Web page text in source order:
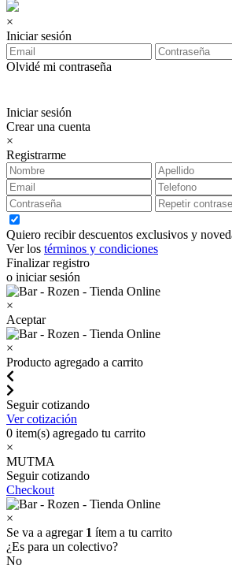
×
Iniciar sesión
Olvidé mi contraseña
Iniciar sesión
Crear una cuenta
×
Registrarme
Quiero recibir descuentos exclusivos y
Ver los términos y condiciones
Finalizar registro
o iniciar sesión
×
Aceptar
×
Producto agregado a carrito
Seguir cotizando
Ver cotización
0 item(s) agregado tu carrito
×
MUTMA
Seguir cotizando
Checkout
×
Se va a agregar 1 ítem a tu carrito
¿Es para un colectivo?
No